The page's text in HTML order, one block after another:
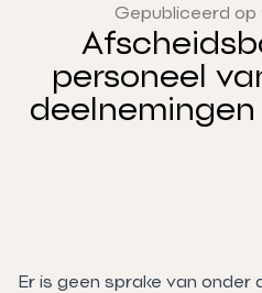
Gepubliceerd op
personeel
Er is geen sprake van onder